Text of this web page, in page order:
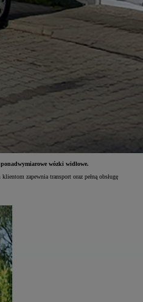
wózki widłowe.
zapewnia transport oraz pełną obsługę